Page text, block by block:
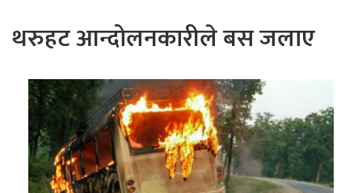
थरुहट आन्दोलनकारीले बस जलाए